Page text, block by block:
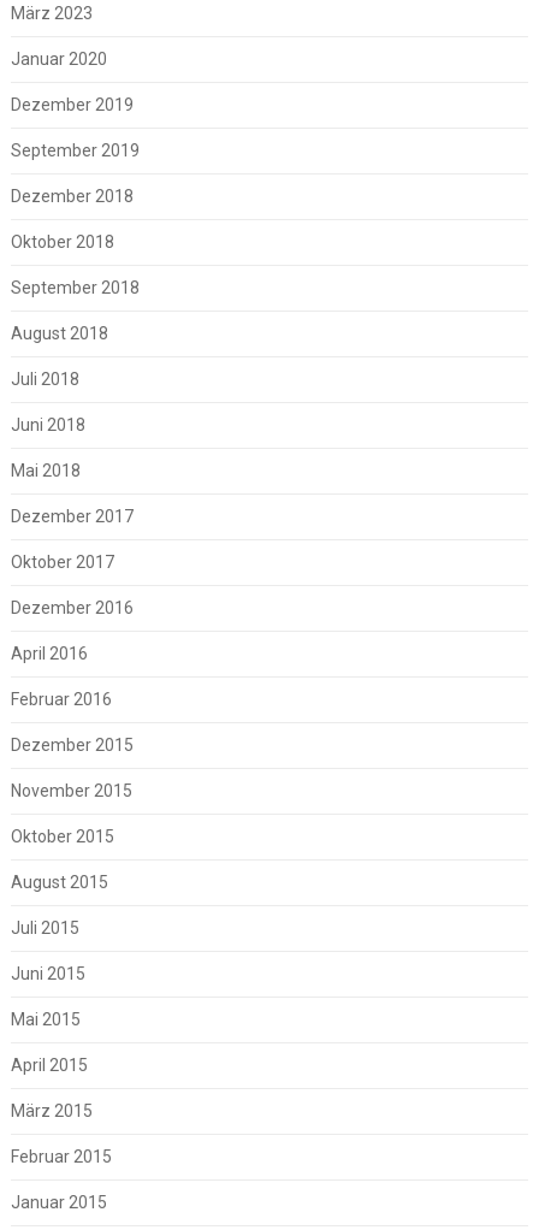
März 2023
Januar 2020
Dezember 2019
September 2019
Dezember 2018
Oktober 2018
September 2018
August 2018
Juli 2018
Juni 2018
Mai 2018
Dezember 2017
Oktober 2017
Dezember 2016
April 2016
Februar 2016
Dezember 2015
November 2015
Oktober 2015
August 2015
Juli 2015
Juni 2015
Mai 2015
April 2015
März 2015
Februar 2015
Januar 2015